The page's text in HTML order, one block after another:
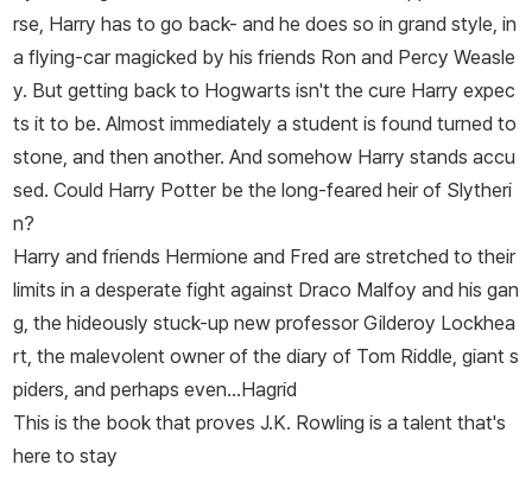
지옹 도뇌르 훈장, 안데르센상을 비롯한 수많은 상과 훈장을 받았다.
rse, Harry has to go back- and he does so in grand style, in
a flying-car magicked by his friends Ron and Percy Weasle
y. But getting back to Hogwarts isn't the cure Harry expec
ts it to be. Almost immediately a student is found turned to
stone, and then another. And somehow Harry stands accu
sed. Could Harry Potter be the long-feared heir of Slytheri
n?
Harry and friends Hermione and Fred are stretched to their
limits in a desperate fight against Draco Malfoy and his gan
g, the hideously stuck-up new professor Gilderoy Lockhea
rt, the malevolent owner of the diary of Tom Riddle, giant s
piders, and perhaps even...Hagrid
This is the book that proves J.K. Rowling is a talent that's
here to stay